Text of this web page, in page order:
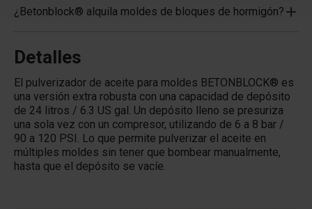
¿Betonblock® alquila moldes de bloques de hormigón?
Detalles
El pulverizador de aceite para moldes BETONBLOCK® es
una versión extra robusta con una capacidad de depósito
de 24 litros / 6.3 US gal. Un depósito lleno se presuriza
una sola vez con un compresor, utilizando de 6 a 8 bar /
90 a 120 PSI. Lo que permite pulverizar el aceite en
múltiples moldes sin tener que bombear manualmente,
hasta que el depósito se vacíe.